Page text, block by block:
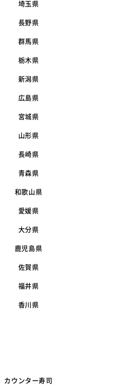
埼玉県
長野県
群馬県
栃木県
新潟県
広島県
宮城県
山形県
長崎県
青森県
和歌山県
愛媛県
大分県
鹿児島県
佐賀県
福井県
香川県
カウンター寿司